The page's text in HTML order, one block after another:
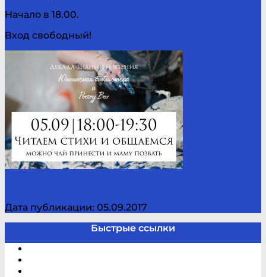
Начало в 18.00.
Вход свободный!
Дата публикации: 05.09.2017
Быстрые ссылки